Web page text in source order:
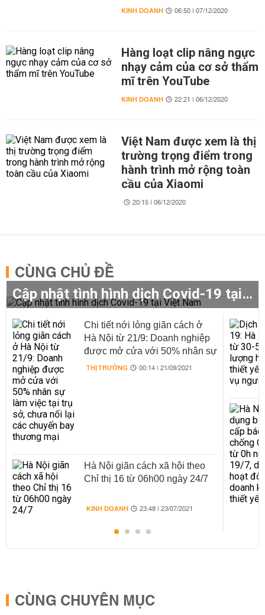
KINH DOANH 06:50 | 07/12/2020
Hàng loạt clip nâng ngực
nhạy cảm của cơ sở thẩm
mĩ trên YouTube
KINH DOANH 22:21 | 06/12/2020
Việt Nam được xem là thị
trường trọng điểm trong
hành trình mở rộng toàn
cầu của Xiaomi
20:15 | 06/12/2020
CÙNG CHỦ ĐỀ
Cập nhật tình hình dịch Covid-19 tại Việt Nam
Chi tiết nới lỏng giãn cách ở
Hà Nội từ 21/9: Doanh nghiệp
được mở cửa với 50% nhân sự
làm việc tại trụ sở, chưa nối lại
THỊ TRƯỜNG 00:14 | 21/09/2021
Hà Nội giãn cách xã hội theo
Chỉ thị 16 từ 06h00 ngày 24/7
KINH DOANH 23:48 | 23/07/2021
CÙNG CHUYÊN MỤC